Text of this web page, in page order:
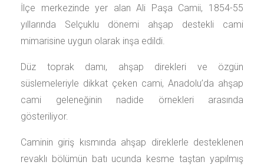
İlçe merkezinde yer alan Ali Paşa Camii, 1854-55
yıllarında Selçuklu dönemi ahşap destekli cami
mimarisine uygun olarak inşa edildi.
Düz toprak damı, ahşap direkleri ve özgün
süslemeleriyle dikkat çeken cami, Anadolu’da ahşap
cami geleneğinin nadide örnekleri arasında
gösteriliyor.
Caminin giriş kısmında ahşap direklerle desteklenen
revaklı bölümün batı ucunda kesme taştan yapılmış